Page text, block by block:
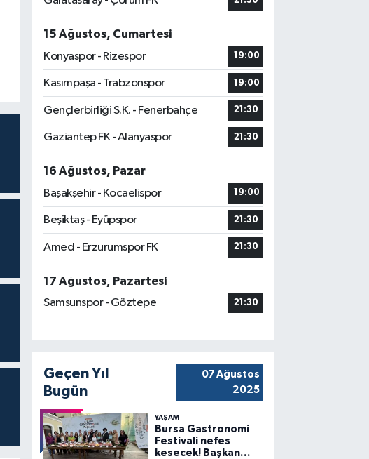
15 Ağustos, Cumartesi
Konyaspor - Rizespor
19:00
Kasımpaşa - Trabzonspor 19:00
Gençlerbirliği S.K. - Fenerbahçe 21:30
Gaziantep FK - Alanyaspor 21:30
16 Ağustos, Pazar
Başakşehir - Kocaelispor
19:00
Beşiktaş - Eyüpspor 21:30
Amed - Erzurumspor FK 21:30
17 Ağustos, Pazartesi
Samsunspor - Göztepe
21:30
Geçen Yıl
Bugün
07 Ağustos
2025
YAŞAM
Bursa Gastronomi
Festivali nefes
kesecek! Başkan